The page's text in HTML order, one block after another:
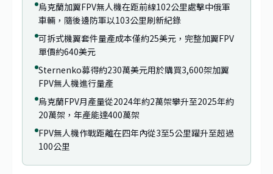
烏克蘭加翼FPV無人機在距前線102公里處擊中俄軍
車輛，隨後邊防軍以103公里刷新紀錄
可拆式機翼套件量產成本僅約25美元，完整加翼FPV
單價約640美元
Sternenko募得約230萬美元用於購買3,600架加翼
FPV無人機進行量產
烏克蘭FPV月產量從2024年約2萬架攀升至2025年約
20萬架，年產能達400萬架
FPV無人機作戰距離在四年內從3至5公里躍升至超過
100公里